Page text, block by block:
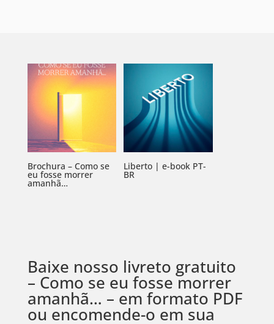
Brochura – Como se
eu fosse morrer
amanhã…
Liberto | e-book PT-
BR
Baixe nosso livreto gratuito
– Como se eu fosse morrer
amanhã… – em formato PDF
ou encomende-o em sua